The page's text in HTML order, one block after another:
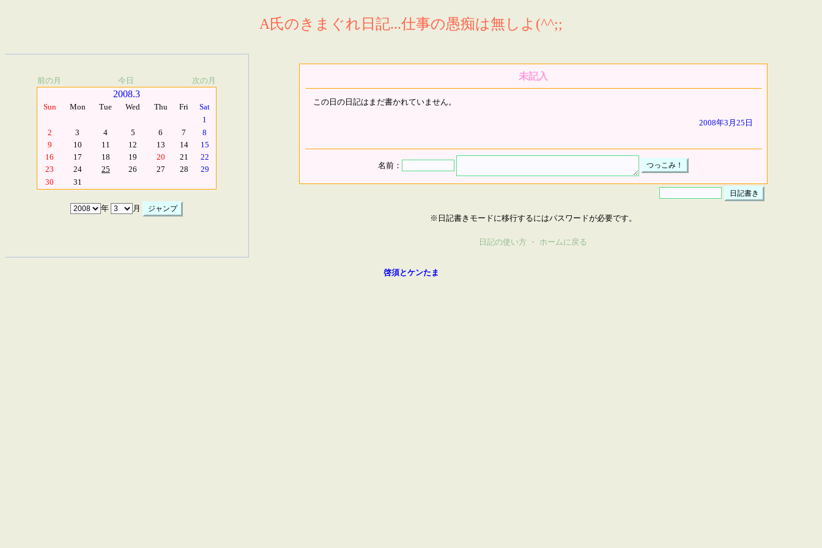
A氏のきまぐれ日記...仕事の愚痴は無しよ(^^;;
前の月 今日 次の月
2008.3
Sun Mon Tue Wed Thu Fri
Sat
1
2
3 4 5 6 7
8
9
10 11 12 13 14
15
16
17 18 19 20 21
22
23
24 25 26 27 28
29
30
31
年 月
未記入
この日の日記はまだ書かれていません。
2008年3月25日
名前：
※日記書きモードに移行するにはパスワードが必要です。
日記の使い方 ・ ホームに戻る
啓須とケンたま